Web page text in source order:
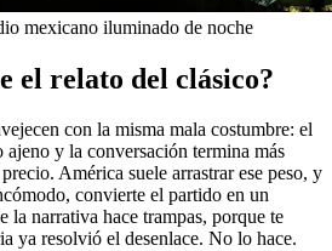
mexicano iluminado de noche
el relato del clásico?
con la misma mala costumbre: el
ajeno y la conversación termina más
América suele arrastrar ese peso, y
convierte el partido en un
la narrativa hace trampas, porque te
ya resolvió el desenlace. No lo hace.